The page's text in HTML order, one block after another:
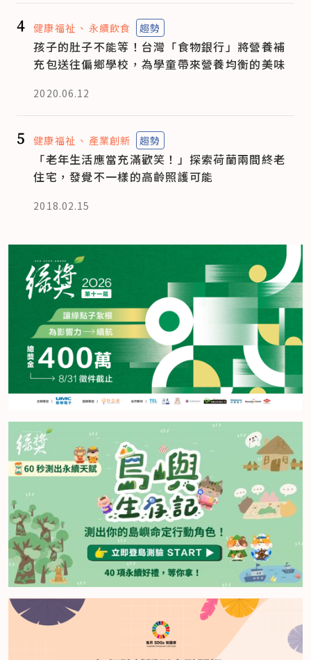
4 健康福祉 永續飲食 趨勢
孩子的肚子不能等！台灣「食物銀行」將營養補
充包送往偏鄉學校，為學童帶來營養均衡的美味
2020.06.12
5 健康福祉 產業創新 趨勢
「老年生活應當充滿歡笑！」探索荷蘭兩間終老
住宅，發覺不一樣的高齡照護可能
2018.02.15